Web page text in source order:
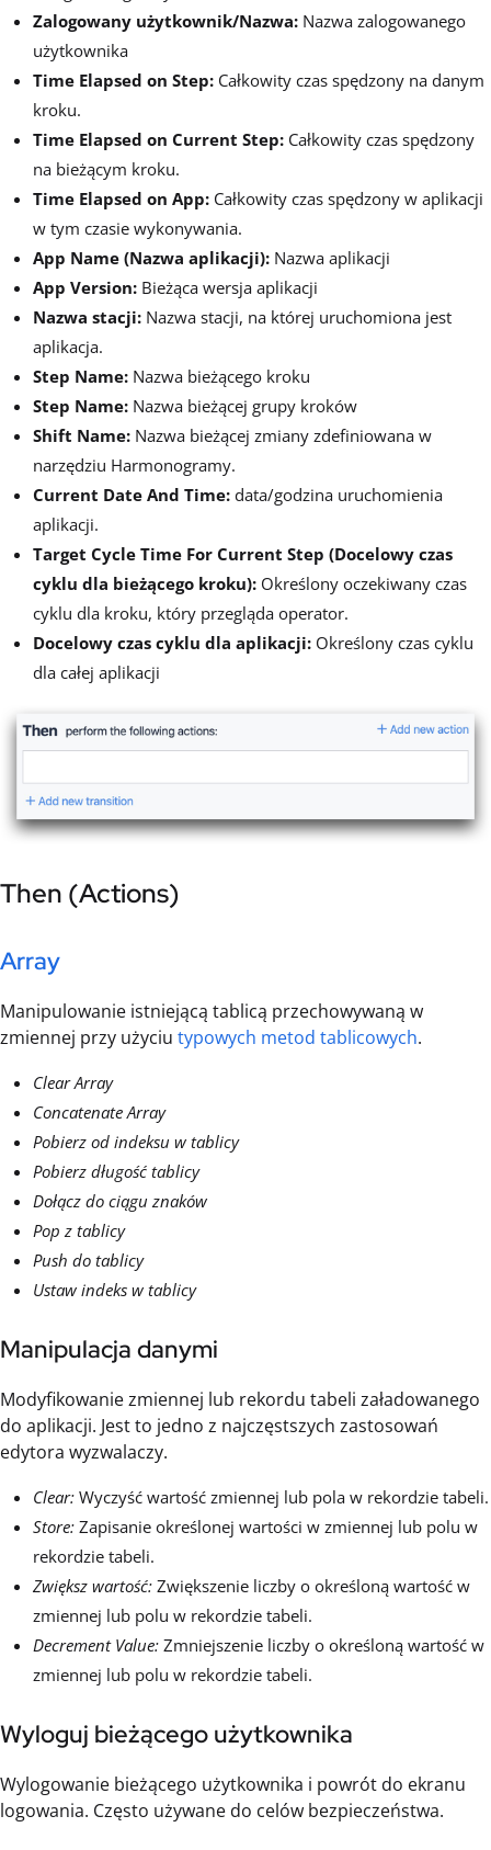
Zalogowany użytkownik/Nazwa: Nazwa zalogowanego
użytkownika
Time Elapsed on Step: Całkowity czas spędzony na danym
kroku.
Time Elapsed on Current Step: Całkowity czas spędzony
na bieżącym kroku.
Time Elapsed on App: Całkowity czas spędzony w aplikacji
w tym czasie wykonywania.
App Name (Nazwa aplikacji): Nazwa aplikacji
App Version: Bieżąca wersja aplikacji
Nazwa stacji: Nazwa stacji, na której uruchomiona jest
aplikacja.
Step Name: Nazwa bieżącego kroku
Step Name: Nazwa bieżącej grupy kroków
Shift Name: Nazwa bieżącej zmiany zdefiniowana w
narzędziu Harmonogramy.
Current Date And Time: data/godzina uruchomienia
aplikacji.
Target Cycle Time For Current Step (Docelowy czas
cyklu dla bieżącego kroku): Określony oczekiwany czas
cyklu dla kroku, który przegląda operator.
Docelowy czas cyklu dla aplikacji: Określony czas cyklu
dla całej aplikacji
Then (Actions)
Array
Manipulowanie istniejącą tablicą przechowywaną w
zmiennej przy użyciu typowych metod tablicowych.
Clear Array
Concatenate Array
Pobierz od indeksu w tablicy
Pobierz długość tablicy
Dołącz do ciągu znaków
Pop z tablicy
Push do tablicy
Ustaw indeks w tablicy
Manipulacja danymi
Modyfikowanie zmiennej lub rekordu tabeli załadowanego
do aplikacji. Jest to jedno z najczęstszych zastosowań
edytora wyzwalaczy.
Clear: Wyczyść wartość zmiennej lub pola w rekordzie tabeli.
Store: Zapisanie określonej wartości w zmiennej lub polu w
rekordzie tabeli.
Zwiększ wartość: Zwiększenie liczby o określoną wartość w
zmiennej lub polu w rekordzie tabeli.
Decrement Value: Zmniejszenie liczby o określoną wartość w
zmiennej lub polu w rekordzie tabeli.
Wyloguj bieżącego użytkownika
Wylogowanie bieżącego użytkownika i powrót do ekranu
logowania. Często używane do celów bezpieczeństwa.